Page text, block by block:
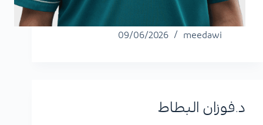
meedawi
09/06/2026
د.فوزان البطاط